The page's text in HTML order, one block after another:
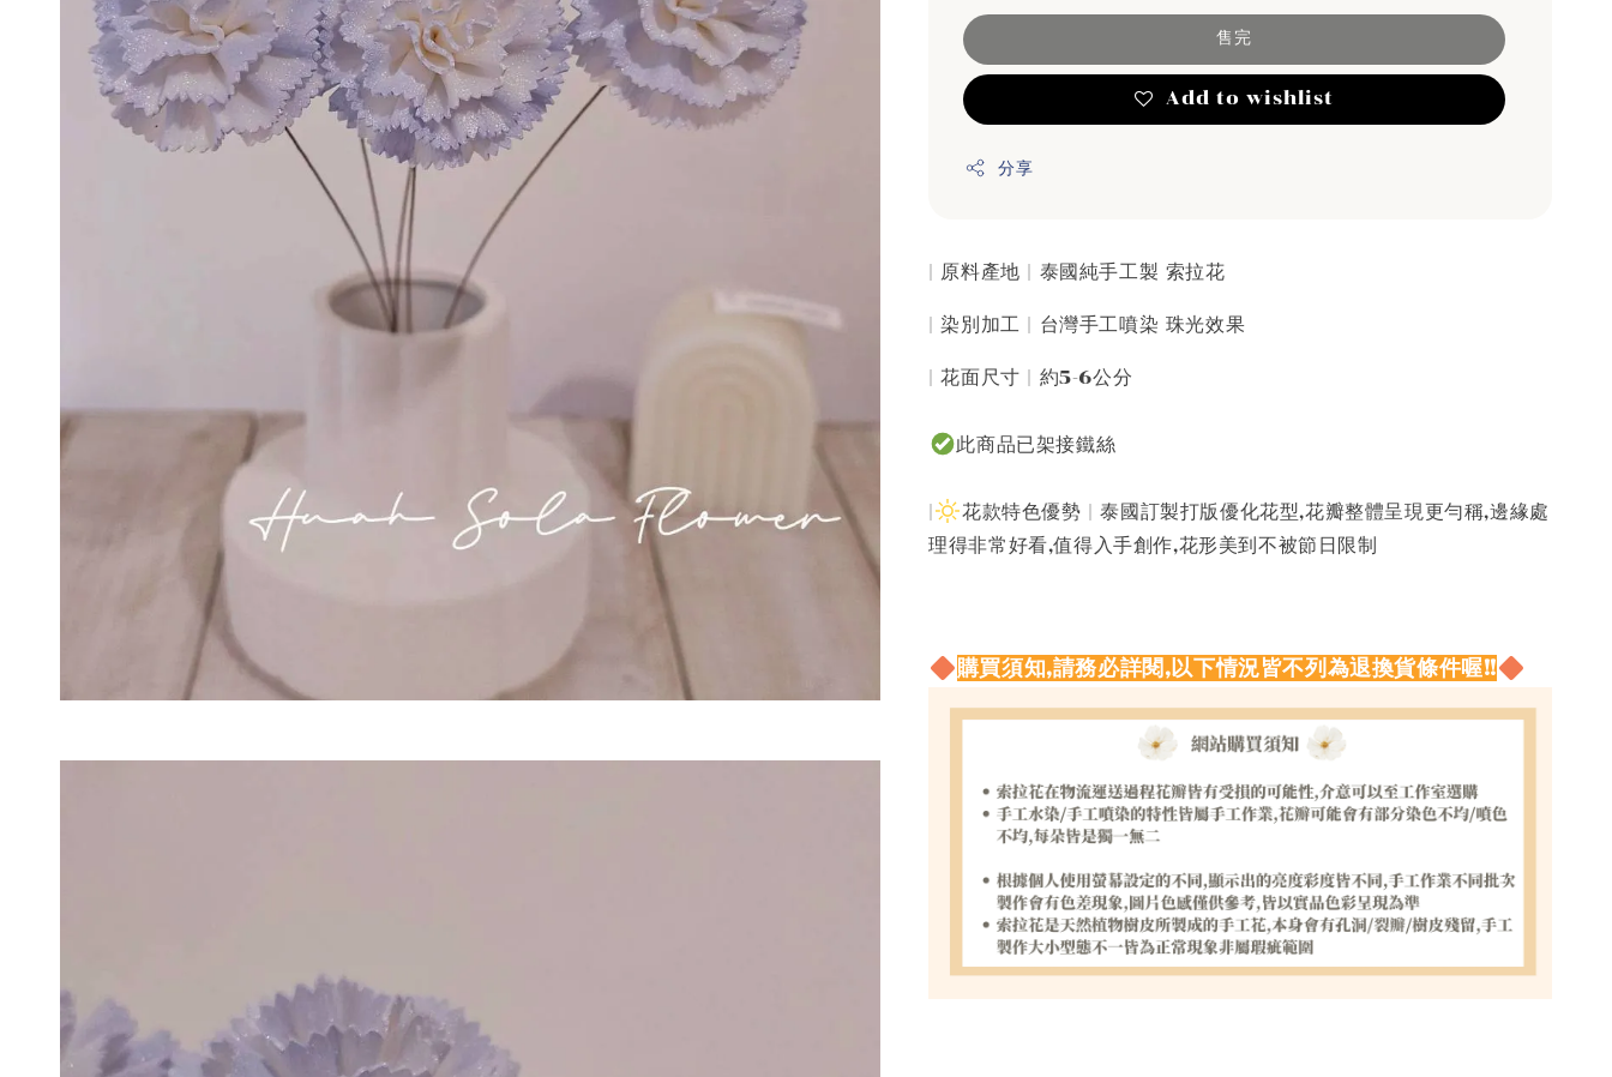
售完
Add to wishlist
分享
| 原料產地 | 泰國純手工製 索拉花
| 染別加工 | 台灣手工噴染 珠光效果
| 花面尺寸 | 約5-6公分
此商品已架接鐵絲
|
花款特色優勢 | 泰國訂製打版優化花型,花瓣整體呈現更勻稱,邊緣處
理得非常好看,值得入手創作,花形美到不被節日限制
購買須知,請務必詳閱,以下情況皆不列為退換貨條件喔!!